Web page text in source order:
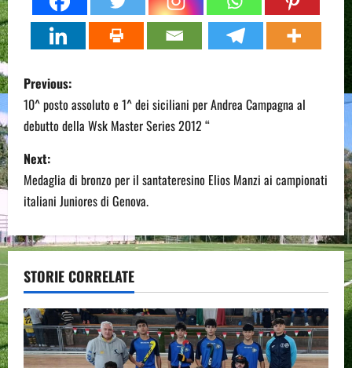
P
o
s
t
n
a
v
i
g
Previous:
10^ posto assoluto e 1^ dei siciliani per Andrea Campagna al
debutto della Wsk Master Series 2012 “
Next:
Medaglia di bronzo per il santateresino Elios Manzi ai campionati
italiani Juniores di Genova.
STORIE CORRELATE